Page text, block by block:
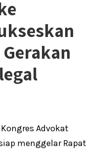
Advokat
menggelar Rapat